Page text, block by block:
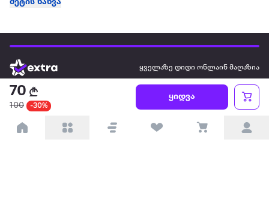
70
100 -30%
ყიდვა
მეტის ნახვა
ყველაზე დიდი ონლაინ მაღაზია
ჩვენ შესახებ
წესები და პირობები